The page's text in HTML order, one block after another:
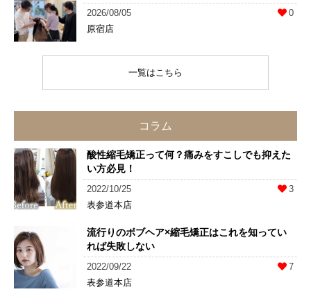
2026/08/05
0
原宿店
一覧はこちら
コラム
酸性縮毛矯正って何？痛みをすこしでも抑えた
い方必見！
2022/10/25
3
表参道本店
流行りのボブヘア×縮毛矯正はこれを知ってい
れば失敗しない
2022/09/22
7
表参道本店